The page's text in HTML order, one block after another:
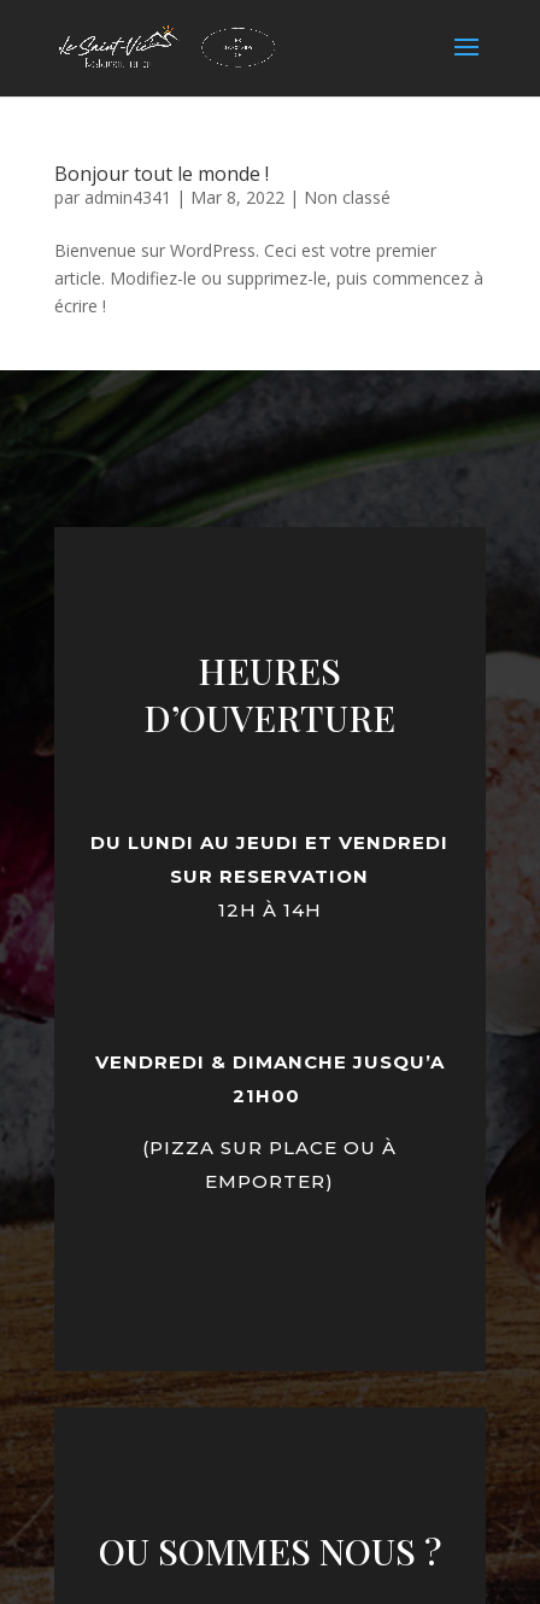
Bonjour tout le monde !
par admin4341 | Mar 8, 2022| Non classé
Bienvenue sur WordPress. Ceci est votre premier
article. Modifiez-le ou supprimez-le, puis commencez à
écrire !
HEURES
D’OUVERTURE
DU LUNDI AU JEUDI ET VENDREDI
SUR RESERVATION
12H À 14H
VENDREDI & DIMANCHE JUSQU’A
21H00
(PIZZA SUR PLACE OU À
EMPORTER)
OU SOMMES NOUS ?